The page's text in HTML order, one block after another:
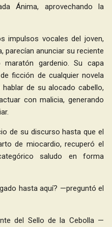
Ánima, aprovechando la
impulsos vocales del joven,
parecían anunciar su reciente
maratón gardenio. Su capa
ficción de cualquier novela
de su alocado cabello,
con malicia, generando
de su discurso hasta que el
de miocardio, recuperó el
saludo en forma
hasta aquí? —preguntó el
del Sello de la Cebolla —